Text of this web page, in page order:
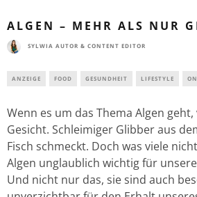
ALGEN – MEHR ALS NUR
SYLWIA AUTOR & CONTENT EDITOR
ANZEIGE FOOD GESUNDHEIT LIFESTYLE
Wenn es um das Thema Algen
Gesicht. Schleimiger Glibber aus
Fisch schmeckt. Doch was viele
Algen unglaublich wichtig für
Und nicht nur das, sie sind auch